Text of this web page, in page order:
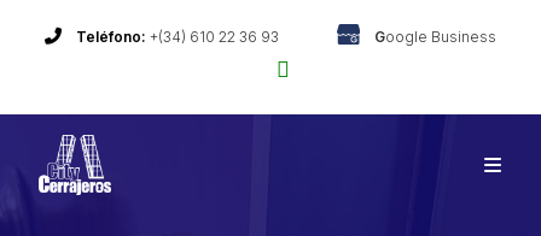
Teléfono: +(34) 610 22 36 93 Google Business